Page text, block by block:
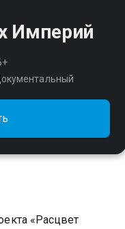
Империй
«Расцвет